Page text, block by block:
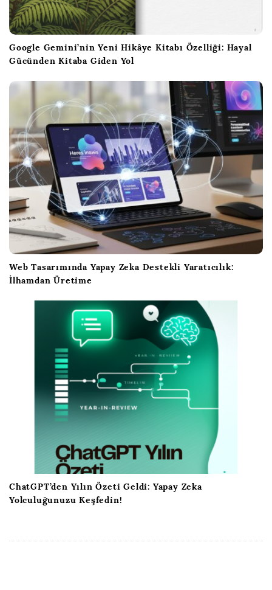
Google Gemini’nin Yeni Hikâye Kitabı Özelliği: Hayal
Gücünden Kitaba Giden Yol
Web Tasarımında Yapay Zeka Destekli Yaratıcılık:
İlhamdan Üretime
ChatGPT’den Yılın Özeti Geldi: Yapay Zeka
Yolculuğunuzu Keşfedin!